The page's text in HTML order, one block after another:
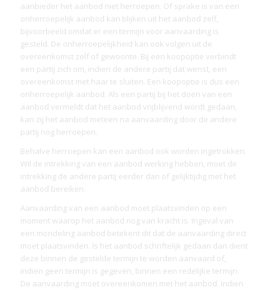
aanbieder het aanbod niet herroepen. Of sprake is van een
onherroepelijk aanbod kan blijken uit het aanbod zelf,
bijvoorbeeld omdat er een termijn voor aanvaarding is
gesteld. De onherroepelijkheid kan ook volgen uit de
overeenkomst zelf of gewoonte. Bij een koopoptie verbindt
een partij zich om, indien de andere partij dat wenst, een
overeenkomst met haar te sluiten. Een koopoptie is dus een
onherroepelijk aanbod. Als een partij bij het doen van een
aanbod vermeldt dat het aanbod vrijblijvend wordt gedaan,
kan zij het aanbod meteen na aanvaarding door de andere
partij nog herroepen.
Behalve herroepen kan een aanbod ook worden ingetrokken.
Wil de intrekking van een aanbod werking hebben, moet de
intrekking de andere partij eerder dan of gelijktijdig met het
aanbod bereiken.
Aanvaarding van een aanbod moet plaatsvinden op een
moment waarop het aanbod nog van kracht is. Ingeval van
een mondeling aanbod betekent dit dat de aanvaarding direct
moet plaatsvinden. Is het aanbod schriftelijk gedaan dan dient
deze binnen de gestelde termijn te worden aanvaard of,
indien geen termijn is gegeven, binnen een redelijke termijn.
De aanvaarding moet overeenkomen met het aanbod. Indien